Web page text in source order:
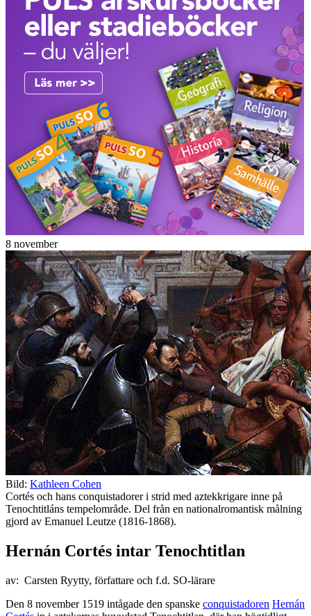
8 november
Bild: Kathleen Cohen
Cortés och hans conquistadorer i strid med aztekkrigare inne på
Tenochtitláns tempelområde. Del från en nationalromantisk målning
gjord av Emanuel Leutze (1816-1868).
Hernán Cortés intar Tenochtitlan
av: Carsten Ryytty, författare och f.d. SO-lärare
Den 8 november 1519 intågade den spanske conquistadoren Hernán